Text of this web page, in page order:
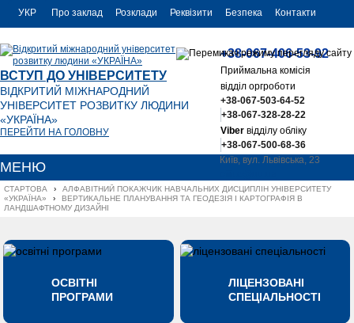
УКР
ENG
Про заклад Розклади Реквізити Безпека Контакти
ВСТУП ДО УНІВЕРСИТЕТУ
ВІДКРИТИЙ МІЖНАРОДНИЙ
УНІВЕРСИТЕТ РОЗВИТКУ ЛЮДИНИ
«УКРАЇНА»
ПЕРЕЙТИ НА ГОЛОВНУ
+38-067-406-53-92
Приймальна комісія
відділ оргроботи
+38-067-503-64-52
+38-067-328-28-22
Viberвідділу обліку
+38-067-500-68-36
Київ, вул. Львівська, 23
МЕНЮ
СТАРТОВА ›
АЛФАВІТНИЙ ПОКАЖЧИК НАВЧАЛЬНИХ ДИСЦИПЛІН УНІВЕРСИТЕТУ
«УКРАЇНА»
›
ВЕРТИКАЛЬНЕ ПЛАНУВАННЯ ТА ГЕОДЕЗІЯ І КАРТОГРАФІЯ В
ЛАНДШАФТНОМУ ДИЗАЙНІ
ОСВІТНІ
ПРОГРАМИ
ЛІЦЕНЗОВАНІ
СПЕЦІАЛЬНОСТІ